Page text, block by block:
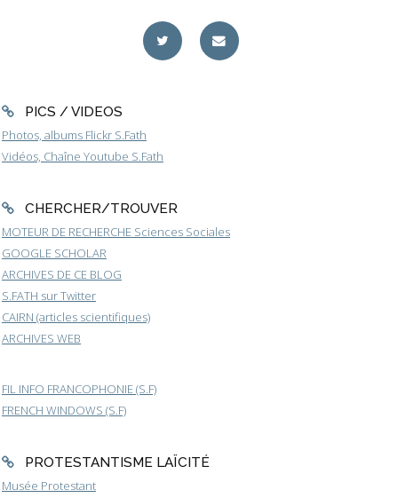
PICS / VIDEOS
Photos, albums Flickr S.Fath
Vidéos, Chaîne Youtube S.Fath
CHERCHER/TROUVER
MOTEUR DE RECHERCHE Sciences Sociales
GOOGLE SCHOLAR
ARCHIVES DE CE BLOG
S.FATH sur Twitter
CAIRN (articles scientifiques)
ARCHIVES WEB
FIL INFO FRANCOPHONIE (S.F)
FRENCH WINDOWS (S.F)
PROTESTANTISME LAÏCITÉ
Musée Protestant